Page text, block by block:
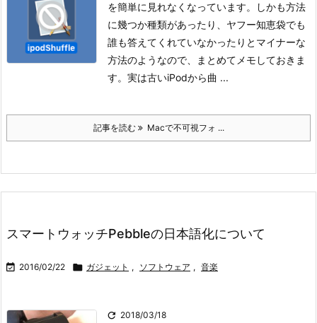
を簡単に見れなくなっています。しかも方法
に幾つか種類があったり、ヤフー知恵袋でも
誰も答えてくれていなかったりとマイナーな
方法のようなので、まとめてメモしておきま
す。実は古いiPodから曲 ...
記事を読む Macで不可視フォ ...
スマートウォッチPebbleの日本語化について
 2016/02/22  ガジェット , ソフトウェア , 音楽
 2018/03/18